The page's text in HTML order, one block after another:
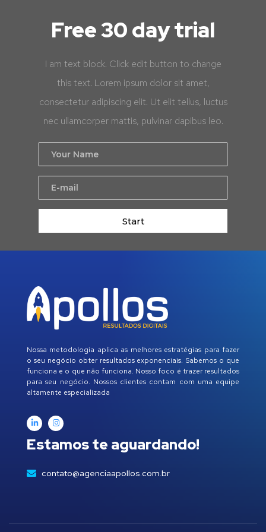
Free 30 day trial
I am text block. Click edit button to change
this text. Lorem ipsum dolor sit amet,
consectetur adipiscing elit. Ut elit tellus, luctus
nec ullamcorper mattis, pulvinar dapibus leo.
Start
Nossa metodologia aplica as melhores estratégias para fazer
o seu negócio obter resultados exponenciais. Sabemos o que
funciona e o que não funciona. Nosso foco é trazer resultados
para seu negócio. Nossos clientes contam com uma equipe
altamente especializada
Estamos te aguardando!
contato@agenciaapollos.com.br